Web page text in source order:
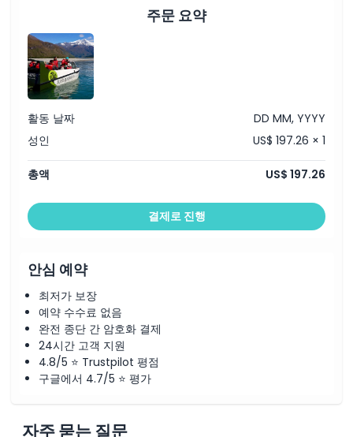
취소 정책
주문 요약
활동 날짜
DD MM, YYYY
성인
US$ 197.26 × 1
총액 US$ 197.26
결제로 진행
안심 예약
최저가 보장
예약 수수료 없음
완전 종단 간 암호화 결제
24시간 고객 지원
4.8/5 ⭐ Trustpilot 평점
구글에서 4.7/5 ⭐ 평가
자주 묻는 질문